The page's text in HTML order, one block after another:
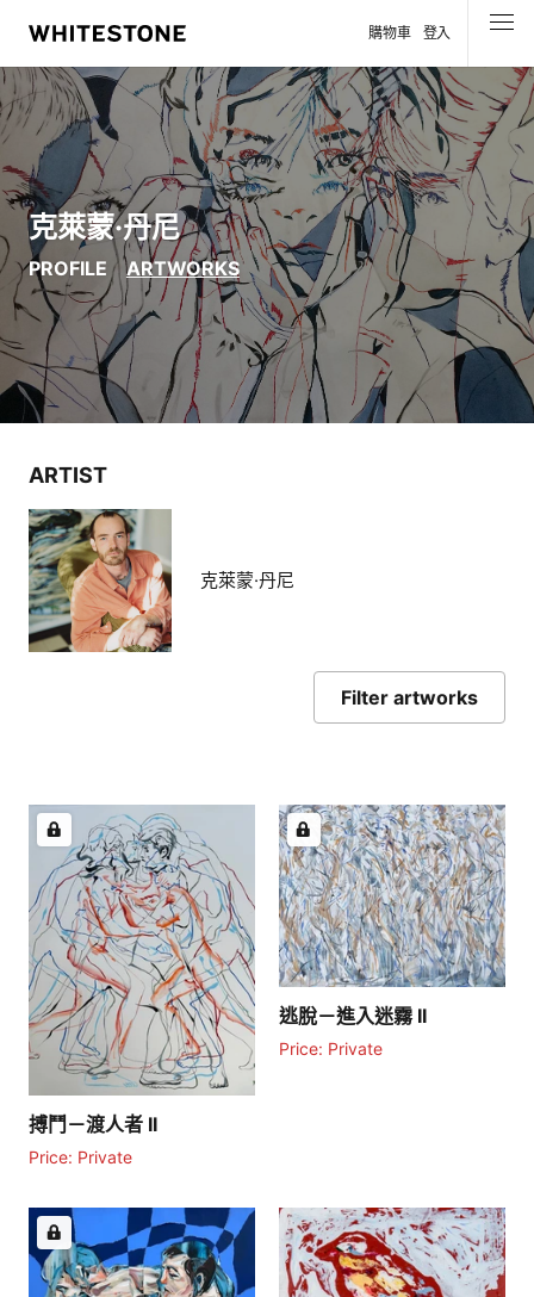
購物車 登入
克萊蒙·丹尼
PROFILE ARTWORKS
ARTIST
克萊蒙·丹尼
Filter artworks
搏鬥－渡人者 II
Price: Private
逃脫－進入迷霧 II
Price: Private